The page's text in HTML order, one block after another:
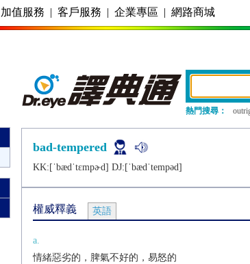
加值服務 | 客戶服務 | 企業專區 | 網路商城
熱門搜尋：
bad-tempered
KK:[ˈbædˈtɛmpɚd] DJ:[ˈbædˈtеmpǝd]
權威釋義 英語
a.
情緒惡劣的，脾氣不好的，易怒的